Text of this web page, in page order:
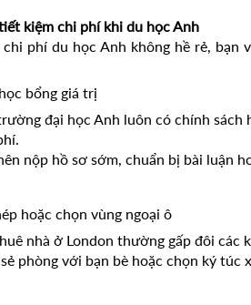
kiệm chi phí khi du học Anh
phí du học Anh không hề rẻ, bạn
bổng giá trị
đại học Anh luôn có chính sách
nộp hồ sơ sớm, chuẩn bị bài luận
hoặc chọn vùng ngoại ô
nhà ở London thường gấp đôi các
phòng với bạn bè hoặc chọn ký túc